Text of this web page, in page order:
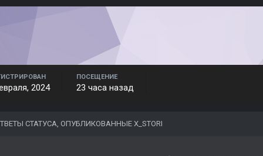
2024
ПОСЕЩЕНИЕ
23 часа назад
СТАТУСА, ОПУБЛИКОВАННЫЕ X_STORI